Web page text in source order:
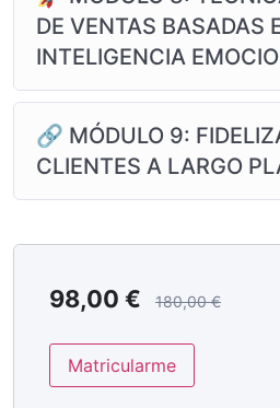
DE VENTAS BASADAS
INTELIGENCIA
🔗 MÓDULO 9:
CLIENTES A LARGO
98,00 € 180,00€
Matricularme